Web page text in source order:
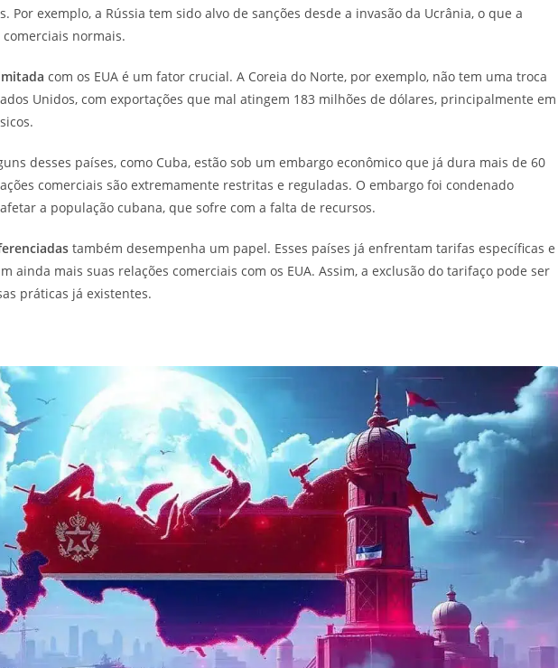
Por exemplo, a Rússia tem sido alvo de sanções desde a invasão da Ucrânia, o que a
normais.
com os EUA é um fator crucial. A Coreia do Norte, por exemplo, não tem uma troca
Unidos, com exportações que mal atingem 183 milhões de dólares, principalmente em
desses países, como Cuba, estão sob um embargo econômico que já dura mais de 60
comerciais são extremamente restritas e reguladas. O embargo foi condenado
a população cubana, que sofre com a falta de recursos.
também desempenha um papel. Esses países já enfrentam tarifas específicas e
ainda mais suas relações comerciais com os EUA. Assim, a exclusão do tarifaço pode ser
práticas já existentes.